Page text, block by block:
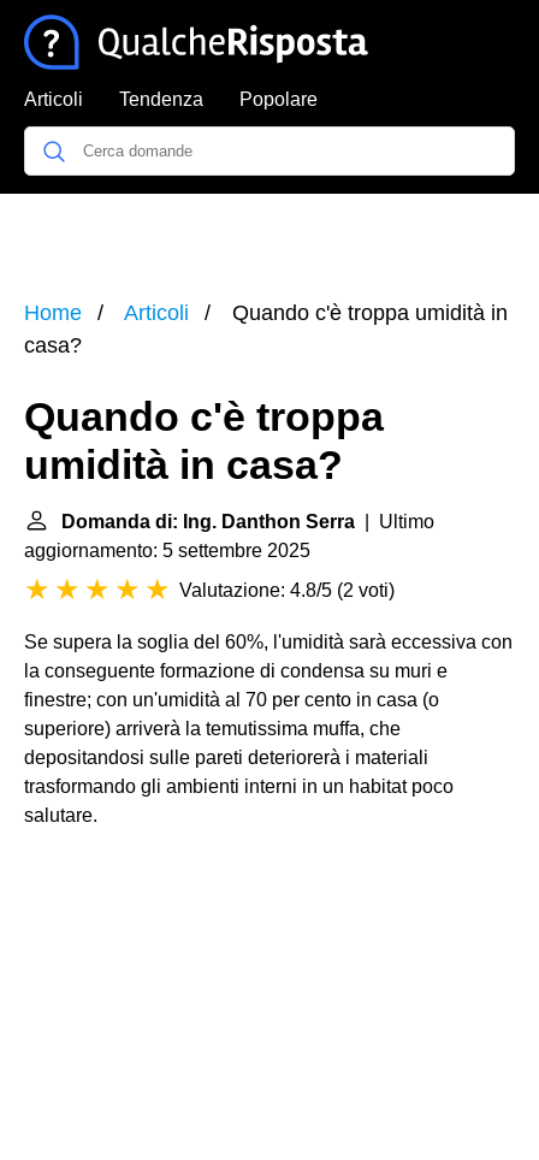
Articoli Tendenza Popolare
Home Articoli
Quando c'è troppa umidità in
casa?
Quando c'è troppa
umidità in casa?
Domanda di: Ing. Danthon Serra | Ultimo
aggiornamento: 5 settembre 2025
Valutazione: 4.8/5 (2 voti)
Se supera la soglia del 60%, l'umidità sarà eccessiva con
la conseguente formazione di condensa su muri e
finestre; con un'umidità al 70 per cento in casa (o
superiore) arriverà la temutissima muffa, che
depositandosi sulle pareti deteriorerà i materiali
trasformando gli ambienti interni in un habitat poco
salutare.